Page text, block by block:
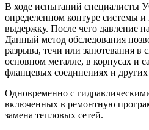
В ходе испытаний специалисты
определенном контуре системы
выдержку. После чего давление
Данный метод обследования
разрыва, течи или запотевания в
основном металле, в корпусах и
фланцевых соединениях и
Одновременно с
включенных в ремонтную
замена тепловых сетей.